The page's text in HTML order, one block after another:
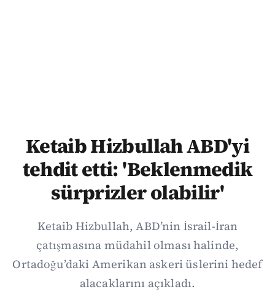
Ketaib Hizbullah ABD'yi
tehdit etti: 'Beklenmedik
sürprizler olabilir'
Ketaib Hizbullah, ABD’nin İsrail-İran
çatışmasına müdahil olması halinde,
Ortadoğu’daki Amerikan askeri üslerini hedef
alacaklarını açıkladı.